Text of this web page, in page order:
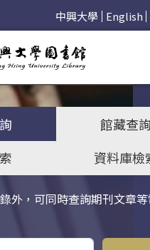
中興大學 English
館藏查詢
資料庫檢
外，可同時查詢期刊文章